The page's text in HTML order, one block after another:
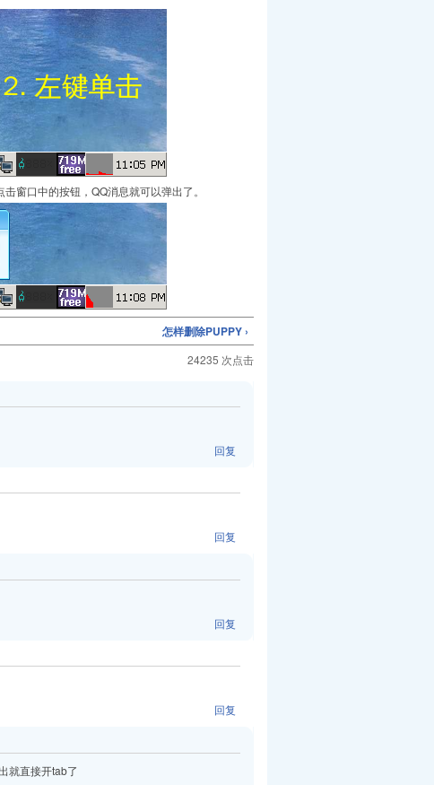
窗口中的按钮，QQ消息就可以弹出了。
怎样删除PUPPY ›
24235 次点击
回复
回复
回复
回复
就直接开tab了